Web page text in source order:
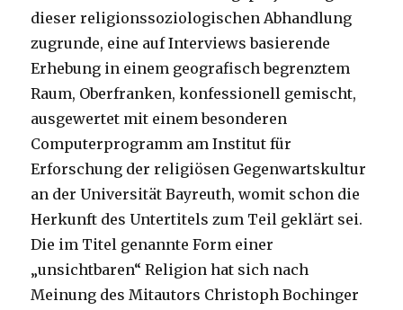
dieser religionssoziologischen Abhandlung
zugrunde, eine auf Interviews basierende
Erhebung in einem geografisch begrenztem
Raum, Oberfranken, konfessionell gemischt,
ausgewertet mit einem besonderen
Computerprogramm am Institut für
Erforschung der religiösen Gegenwartskultur
an der Universität Bayreuth, womit schon die
Herkunft des Untertitels zum Teil geklärt sei.
Die im Titel genannte Form einer
„unsichtbaren“ Religion hat sich nach
Meinung des Mitautors Christoph Bochinger